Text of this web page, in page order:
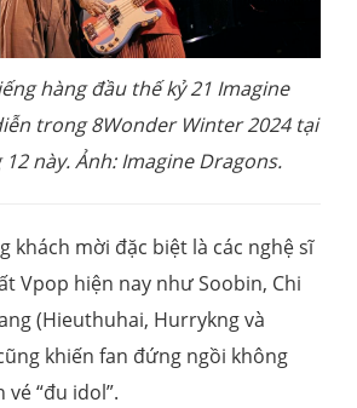
hàng đầu thế kỷ 21 Imagine
trong 8Wonder Winter 2024 tại
12 này. Ảnh: Imagine Dragons.
khách mời đặc biệt là các nghệ sĩ
Vpop hiện nay như Soobin, Chi
(Hieuthuhai, Hurrykng và
khiến fan đứng ngồi không
“đu idol”.